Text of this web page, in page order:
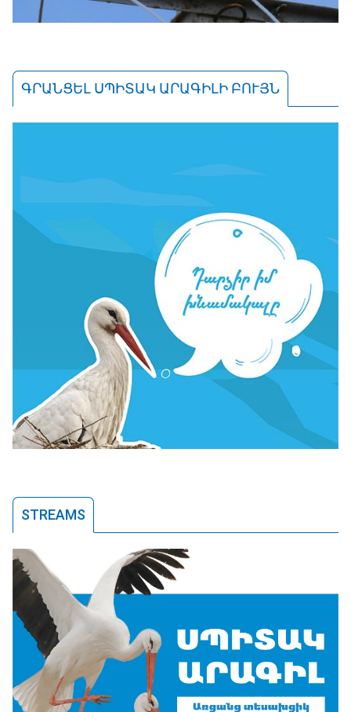
ԳՐԱՆՑԵԼ ՍՊԻՏԱԿ ԱՐԱԳԻԼԻ ԲՈՒՅՆ
STREAMS